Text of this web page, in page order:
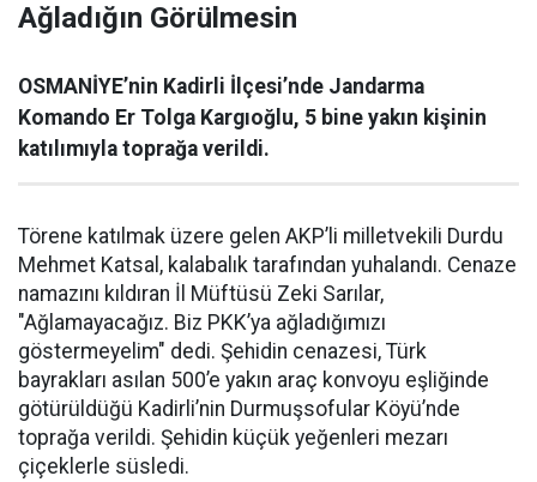
Ağladığın Görülmesin
OSMANİYE’nin Kadirli İlçesi’nde Jandarma
Komando Er Tolga Kargıoğlu, 5 bine yakın kişinin
katılımıyla toprağa verildi.
Törene katılmak üzere gelen AKP’li milletvekili Durdu
Mehmet Katsal, kalabalık tarafından yuhalandı. Cenaze
namazını kıldıran İl Müftüsü Zeki Sarılar,
"Ağlamayacağız. Biz PKK’ya ağladığımızı
göstermeyelim" dedi. Şehidin cenazesi, Türk
bayrakları asılan 500’e yakın araç konvoyu eşliğinde
götürüldüğü Kadirli’nin Durmuşsofular Köyü’nde
toprağa verildi. Şehidin küçük yeğenleri mezarı
çiçeklerle süsledi.